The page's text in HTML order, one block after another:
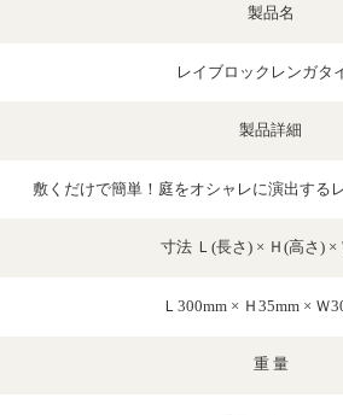
製品名
レイブロックレンガタ
製品詳細
敷くだけで簡単！庭をオシャレに演出する
寸法 Ｌ(長さ) × Ｈ(高さ) ×
Ｌ300mm × Ｈ35mm × Ｗ
重 量